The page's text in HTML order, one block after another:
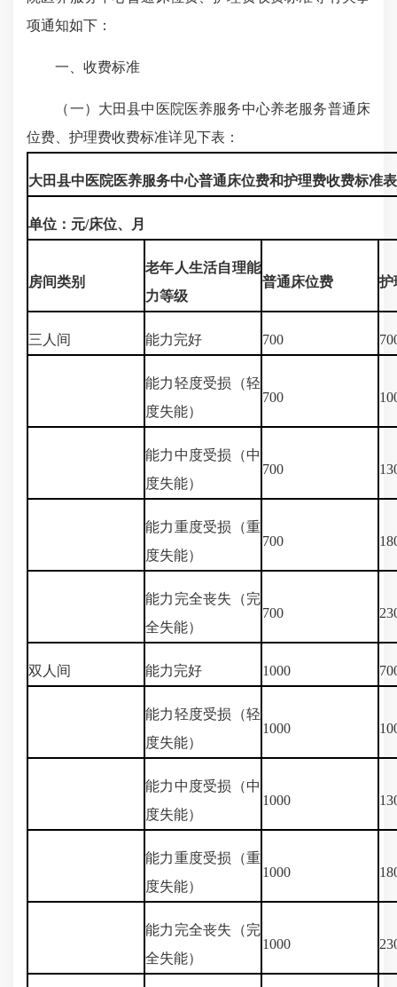
项通知如下：
一、收费标准
（一）大田县中医院医养服务中心养老服务普通床
位费、护理费收费标准详见下表：
大田县中医院医养服务中心普通床位费和护理费收费标准表
单位：元/床位、月
房间类别
老年人生活自理能
力等级
普通床位费 护
三人间 能力完好 700
能力轻度受损（轻
度失能）
700
能力中度受损（中
度失能）
700
能力重度受损（重
度失能）
700
能力完全丧失（完
全失能）
700
双人间 能力完好 1000
能力轻度受损（轻
度失能）
1000
能力中度受损（中
度失能）
1000
能力重度受损（重
度失能）
1000
能力完全丧失（完
全失能）
1000